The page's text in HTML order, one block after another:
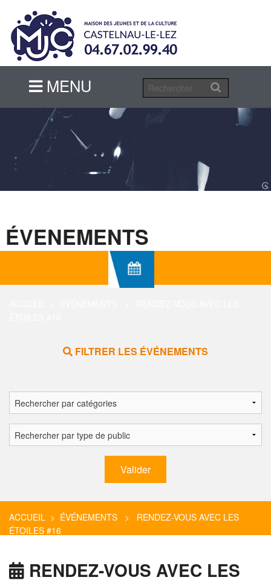
MENU
ÉVENEMENTS
FILTRER LES ÉVÉNEMENTS
ACCUEIL > ÉVÉNEMENTS > RENDEZ-VOUS AVEC LES
ÉTOILES #16
RENDEZ-VOUS AVEC LES